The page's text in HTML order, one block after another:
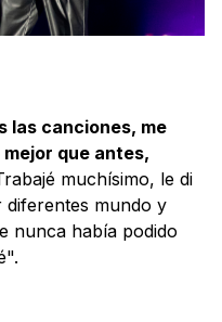
las canciones, me
que antes,
muchísimo, le di
mundo y
nunca había podido